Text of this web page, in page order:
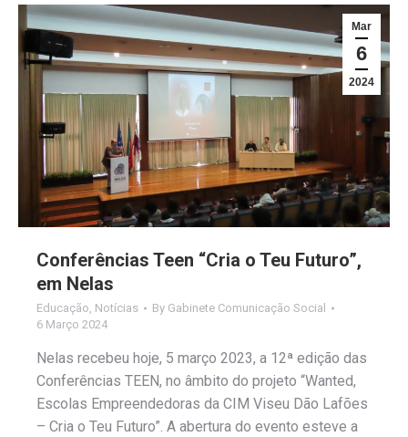
Mar
6
2024
Conferências Teen “Cria o Teu Futuro”,
em Nelas
Educação, Notícias By Gabinete Comunicação Social
6 Março 2024
Nelas recebeu hoje, 5 março 2023, a 12ª edição das
Conferências TEEN, no âmbito do projeto “Wanted,
Escolas Empreendedoras da CIM Viseu Dão Lafões
– Cria o Teu Futuro”. A abertura do evento esteve a